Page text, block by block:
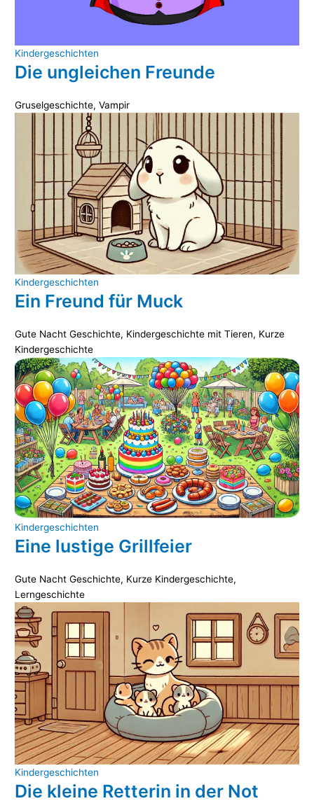
Kindergeschichten
Die ungleichen Freunde
Gruselgeschichte,Vampir
Kindergeschichten
Ein Freund für Muck
Gute Nacht Geschichte, Kindergeschichte mit Tieren, Kurze
Kindergeschichte
Kindergeschichten
Eine lustige Grillfeier
Gute Nacht Geschichte, Kurze Kindergeschichte,
Lerngeschichte
Kindergeschichten
Die kleine Retterin in der Not